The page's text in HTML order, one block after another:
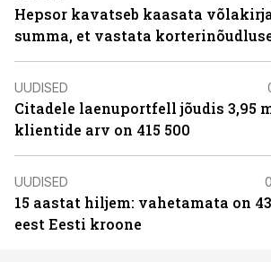
Hepsor kavatseb kaasata
summa, et vastata
UUDISED
Citadele laenuportfell jõudis 3,95
klientide arv on 415 500
UUDISED
15 aastat hiljem: vahetamata on
eest Eesti kroone